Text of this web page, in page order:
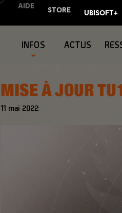
INFOS ACTUS
11 mai 2022
MISE À JOUR